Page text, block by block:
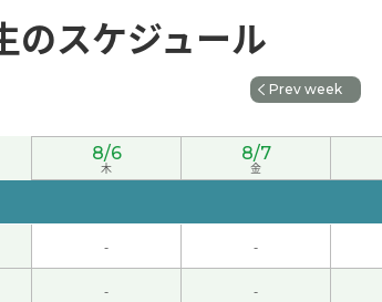
性 )
！
也很有意思。 我也这么想，我去旅行的时候经
再见。( 50代 男性 )
のスケジュール
Prev week
8/6
木
8/7
金
- -
- -